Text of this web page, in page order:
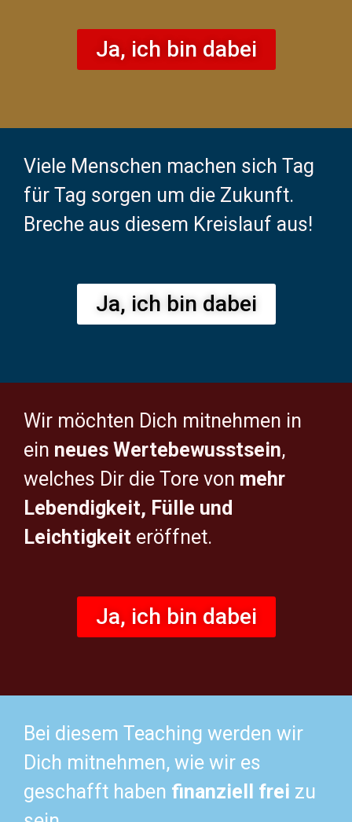
Ja, ich bin dabei
Viele Menschen machen sich Tag
für Tag sorgen um die Zukunft.
Breche aus diesem Kreislauf aus!
Ja, ich bin dabei
Wir möchten Dich mitnehmen in
ein neues Wertebewusstsein,
welches Dir die Tore von mehr
Lebendigkeit, Fülle und
Leichtigkeit eröffnet.
Ja, ich bin dabei
Bei diesem Teaching werden wir
Dich mitnehmen, wie wir es
geschafft haben finanziell frei zu